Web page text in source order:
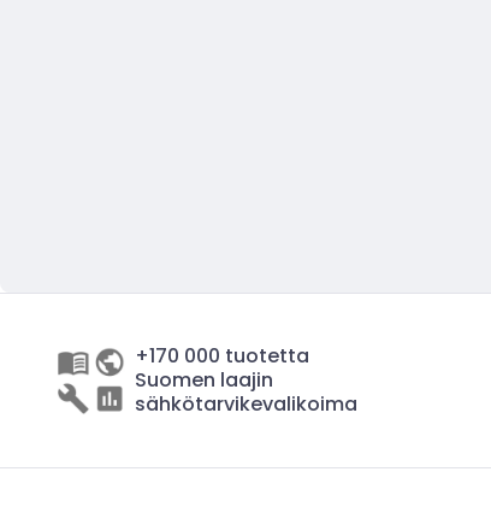
+170 000 tuotetta
Suomen laajin
sähkötarvikevalikoima